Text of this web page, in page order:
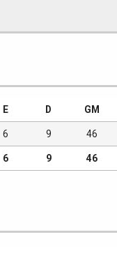
E D GM
6 9 46
6 9 46